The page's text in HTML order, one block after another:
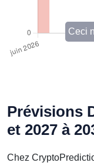
Ceci
Prévisions
et 2027 à
Chez